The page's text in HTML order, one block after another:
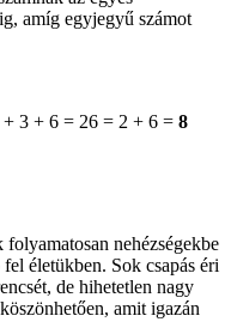
amíg egyjegyű számot
3 + 6 = 26 = 2 + 6 = 8
nehézségekbe
életükben. Sok csapás éri
de hihetetlen nagy
amit igazán